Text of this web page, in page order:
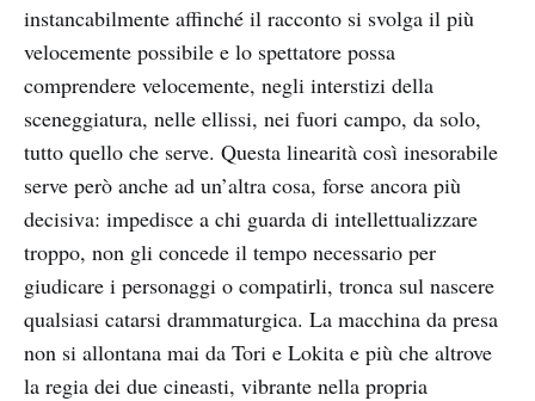
instancabilmente affinché il racconto si svolga il più
velocemente possibile e lo spettatore possa
comprendere velocemente, negli interstizi della
sceneggiatura, nelle ellissi, nei fuori campo, da solo,
tutto quello che serve. Questa linearità così inesorabile
serve però anche ad un’altra cosa, forse ancora più
decisiva: impedisce a chi guarda di intellettualizzare
troppo, non gli concede il tempo necessario per
giudicare i personaggi o compatirli, tronca sul nascere
qualsiasi catarsi drammaturgica. La macchina da presa
non si allontana mai da Tori e Lokita e più che altrove
la regia dei due cineasti, vibrante nella propria